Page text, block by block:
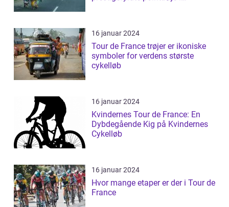
16 januar 2024
Tour de France trøjer er ikoniske
symboler for verdens største
cykelløb
16 januar 2024
Kvindernes Tour de France: En
Dybdegående Kig på Kvindernes
Cykelløb
16 januar 2024
Hvor mange etaper er der i Tour de
France